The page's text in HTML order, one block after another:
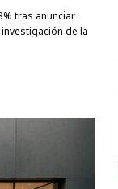
tras anunciar
de la